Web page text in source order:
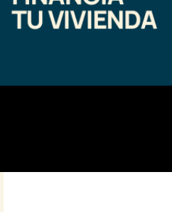
horas, y a las 19 horas habrá un
Champions Liga.
con puestos de
sitio donde cada año se realiza